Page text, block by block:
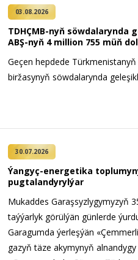
03.08.2026
TDHÇMB-nyň söwdalarynda
ABŞ-nyň 4 million 755 müň
Geçen hepdede
biržasynyň söwdalarynda
30.07.2026
Ýangyç-energetika
pugtalandyrylýar
Mukaddes Garaşsyzlygymyzyň
taýýarlyk görülýän günlerde
Garagumda ýerleşýän
gazyň täze akymynyň